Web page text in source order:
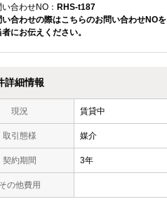
い合わせNO： RHS-t187
い合わせの際はこちらのお問い合わせNOを
にお伝えください。
詳細情報
現況 賃貸中
取引態様 媒介
契約期間 3年
その他費用